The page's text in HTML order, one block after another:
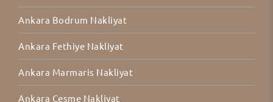
Ankara Bodrum Nakliyat
Ankara Fethiye Nakliyat
Ankara Marmaris Nakliyat
Ankara Çeşme Nakliyat